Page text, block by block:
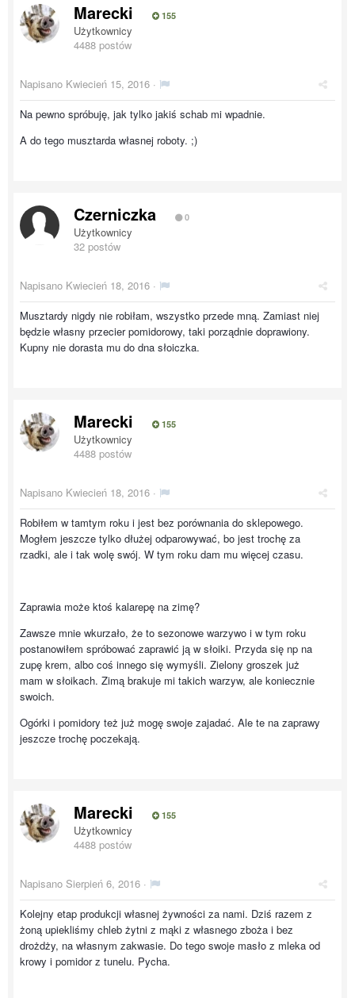
Marecki 155
Użytkownicy
4488 postów
Napisano Kwiecień 15, 2016 ·
Na pewno spróbuję, jak tylko jakiś schab mi wpadnie.
A do tego musztarda własnej roboty. ;)
Czerniczka 0
Użytkownicy
32 postów
Napisano Kwiecień 18, 2016 ·
Musztardy nigdy nie robiłam, wszystko przede mną. Zamiast niej
będzie własny przecier pomidorowy, taki porządnie doprawiony.
Kupny nie dorasta mu do dna słoiczka.
Marecki 155
Użytkownicy
4488 postów
Napisano Kwiecień 18, 2016 ·
Robiłem w tamtym roku i jest bez porównania do sklepowego.
Mogłem jeszcze tylko dłużej odparowywać, bo jest trochę za
rzadki, ale i tak wolę swój. W tym roku dam mu więcej czasu.
Zaprawia może ktoś kalarepę na zimę?
Zawsze mnie wkurzało, że to sezonowe warzywo i w tym roku
postanowiłem spróbować zaprawić ją w słoiki. Przyda się np na
zupę krem, albo coś innego się wymyśli. Zielony groszek już
mam w słoikach. Zimą brakuje mi takich warzyw, ale koniecznie
swoich.
Ogórki i pomidory też już mogę swoje zajadać. Ale te na zaprawy
jeszcze trochę poczekają.
Marecki 155
Użytkownicy
4488 postów
Napisano Sierpień 6, 2016 ·
Kolejny etap produkcji własnej żywności za nami. Dziś razem z
żoną upiekliśmy chleb żytni z mąki z własnego zboża i bez
drożdży, na własnym zakwasie. Do tego swoje masło z mleka od
krowy i pomidor z tunelu. Pycha.